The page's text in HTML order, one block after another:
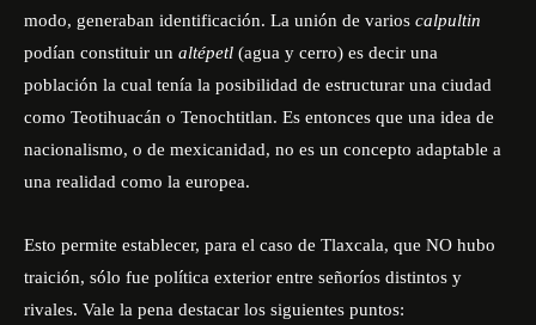
modo, generaban identificación. La unión de varios calpultin
podían constituir un altépetl (agua y cerro) es decir una
población la cual tenía la posibilidad de estructurar una ciudad
como Teotihuacán o Tenochtitlan. Es entonces que una idea de
nacionalismo, o de mexicanidad, no es un concepto adaptable a
una realidad como la europea.
Esto permite establecer, para el caso de Tlaxcala, que NO hubo
traición, sólo fue política exterior entre señoríos distintos y
rivales. Vale la pena destacar los siguientes puntos: